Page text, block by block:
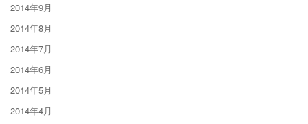
2014年9月
2014年8月
2014年7月
2014年6月
2014年5月
2014年4月